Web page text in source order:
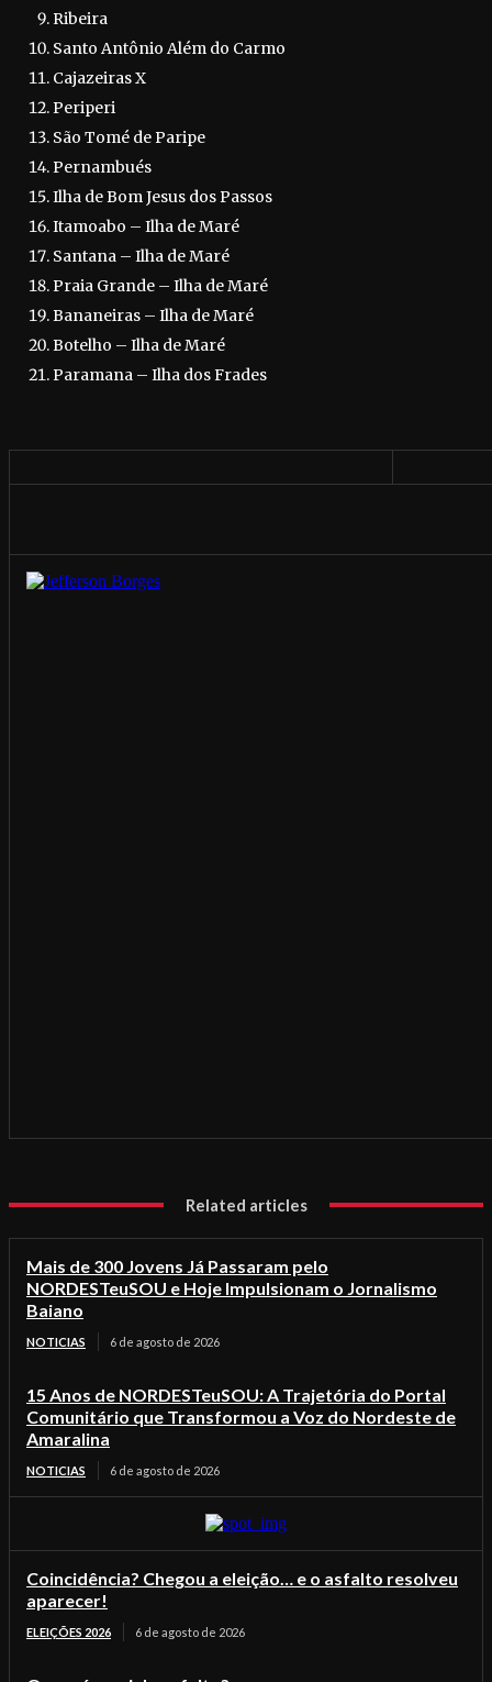
Ribeira
Santo Antônio Além do Carmo
Cajazeiras X
Periperi
São Tomé de Paripe
Pernambués
Ilha de Bom Jesus dos Passos
Itamoabo – Ilha de Maré
Santana – Ilha de Maré
Praia Grande – Ilha de Maré
Bananeiras – Ilha de Maré
Botelho – Ilha de Maré
Paramana – Ilha dos Frades
Related articles
Mais de 300 Jovens Já Passaram pelo
NORDESTeuSOU e Hoje Impulsionam o Jornalismo
Baiano
NOTICIAS 6 de agosto de 2026
15 Anos de NORDESTeuSOU: A Trajetória do Portal
Comunitário que Transformou a Voz do Nordeste de
Amaralina
NOTICIAS 6 de agosto de 2026
Coincidência? Chegou a eleição… e o asfalto resolveu
aparecer!
ELEIÇÕES 2026 6 de agosto de 2026